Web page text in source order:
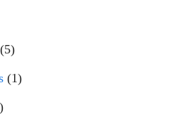
(5)
(1)